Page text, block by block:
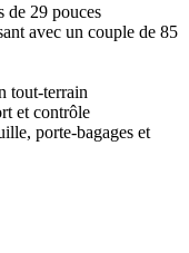
de 29 pouces
avec un couple de 85
tout-terrain
et contrôle
porte-bagages et